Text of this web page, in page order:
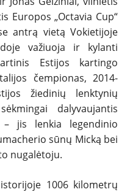
Europos „Octavia Cup“
antrą vietą Vokietijoje
važiuoja ir kylanti
Estijos kartingo
čempionas, 2014-
žiedinių lenktynių
dalyvaujantis
– jis lenkia legendinio
sūnų Micką bei
nugalėtoju.
1006 kilometrų